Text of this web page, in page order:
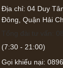
Địa chỉ: 04 Duy
Đông, Quận Hải
Tổng đài tư vấn:
(7:30 - 21:00)
Gọi khiếu nại: